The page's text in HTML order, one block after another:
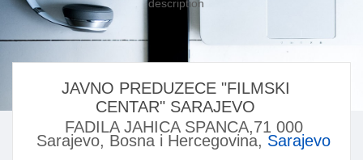
JAVNO PREDUZECE "FILMSKI
CENTAR" SARAJEVO
FADILA JAHICA SPANCA,71 000
Sarajevo, Bosna i Hercegovina, Sarajevo